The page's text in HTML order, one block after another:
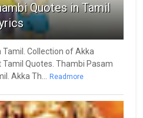
Quotes in Tamil
Collection of Akka
Quotes. Thambi Pasam
Akka Th... Readmore